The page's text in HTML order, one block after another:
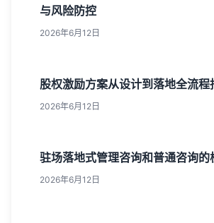
与风险防控
2026年6月12日
股权激励方案从设计到落地全流程
2026年6月12日
驻场落地式管理咨询和普通咨询的
2026年6月12日